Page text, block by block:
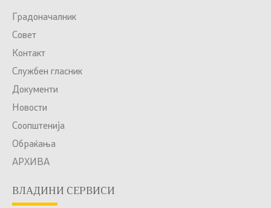
Градоначалник
Совет
Контакт
Службен гласник
Документи
Новости
Соопштенија
Обраќања
АРХИВА
ВЛАДИНИ СЕРВИСИ